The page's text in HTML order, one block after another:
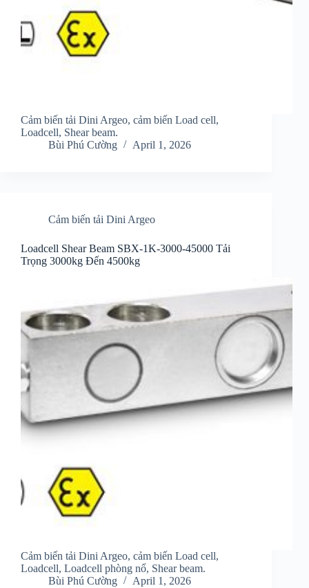
Cảm biến tải Dini Argeo, cảm biến Load cell,
Loadcell, Shear beam.
Bùi Phú Cường
April 1, 2026
Cảm biến tải Dini Argeo
Loadcell Shear Beam SBX-1K-3000-45000 Tải
Trọng 3000kg Đến 4500kg
Cảm biến tải Dini Argeo, cảm biến Load cell,
Loadcell, Loadcell phòng nổ, Shear beam.
Bùi Phú Cường
April 1, 2026